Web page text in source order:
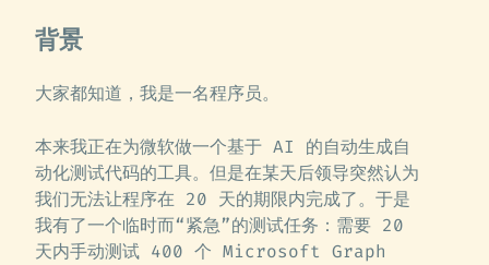
背景
大家都知道，我是一名程序员。
本来我正在为微软做一个基于 AI 的自动生成自
动化测试代码的工具。但是在某天后领导突然认为
我们无法让程序在 20 天的期限内完成了。于是
我有了一个临时而“紧急”的测试任务：需要 20
天内手动测试 400 个 Microsoft Graph